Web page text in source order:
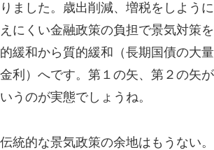
ました。歳出削減、増税をしよう
にくい金融政策の負担で景気対策
緩和から質的緩和（長期国債の大量
利）へです。第１の矢、第２の矢
うのが実態でしょうね。
統的な景気政策の余地はもうない